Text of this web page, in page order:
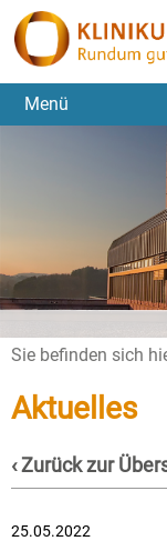
Menü
Sie befinden sich
Aktuelles
‹ Zurück zur
25.05.2022